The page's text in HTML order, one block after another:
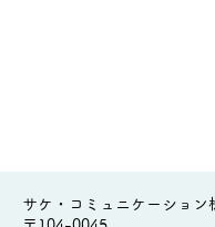
サケ・コミュニケーション